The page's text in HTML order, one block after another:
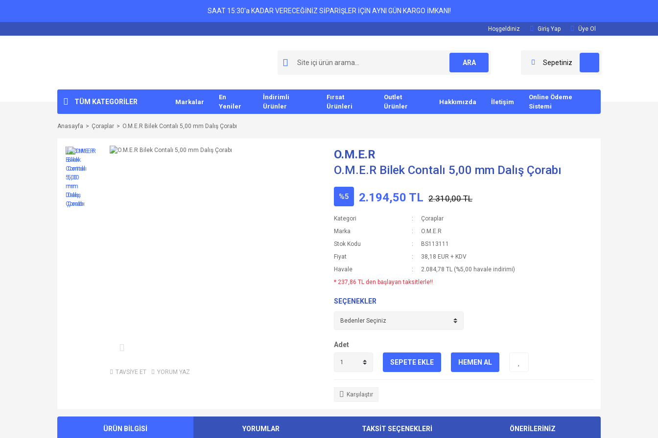
SAAT 15:30'a KADAR VERECEĞİNİZ SİPARİŞLER İÇİN AYNI GÜN KARGO İMKANI!
Hoşgeldiniz Giriş Yap Üye Ol
ARA Sepetiniz
TÜM KATEGORİLER Markalar
En
Yeniler
İndirimli
Ürünler
Fırsat
Ürünleri
Outlet
Ürünler
Hakkımızda İletişim
Online Ödeme
Sistemi
Anasayfa Çoraplar O.M.E.R Bilek Contalı 5,00 mm Dalış Çorabı
TAVSİYE ET YORUM YAZ
O.M.E.R
O.M.E.R Bilek Contalı 5,00 mm Dalış Çorabı
%5 2.194,50 TL 2.310,00 TL
Kategori
Çoraplar
Marka
O.M.E.R
Stok Kodu
BS113111
Fiyat
38,18 EUR + KDV
Havale
2.084,78 TL (%5,00 havale indirimi)
* 237,86 TL den başlayan taksitlerle!!
SEÇENEKLER
Adet
SEPETE EKLE HEMEN AL
Karşılaştır
ÜRÜN BİLGİSİ YORUMLAR TAKSİT SEÇENEKLERİ ÖNERİLERİNİZ